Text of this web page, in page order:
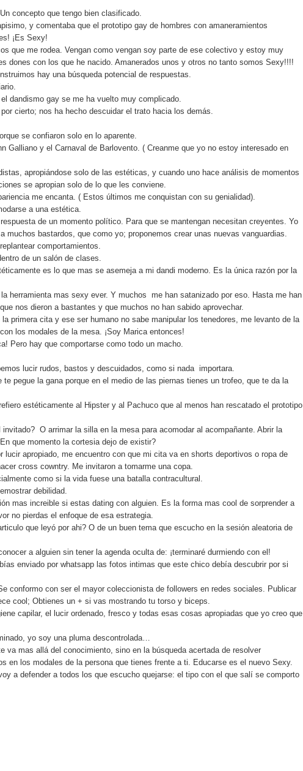
concepto que tengo bien clasificado.
y comentaba que el prototipo gay de hombres con amaneramientos
¡Es Sexy!
que me rodea. Vengan como vengan soy parte de ese colectivo y estoy muy
dones con los que he nacido. Amanerados unos y otros no tanto somos Sexy!!!!
hay una búsqueda potencial de respuestas.
dandismo gay se me ha vuelto muy complicado.
cierto; nos ha hecho descuidar el trato hacia los demás.
se confiaron solo en lo aparente.
Galliano y el Carnaval de Barlovento. ( Creanme que yo no estoy interesado en
apropiándose solo de las estéticas, y cuando uno hace análisis de momentos
se apropian solo de lo que les conviene.
me encanta. ( Estos últimos me conquistan con su genialidad).
a una estética.
de un momento político. Para que se mantengan necesitan creyentes. Yo
muchos bastardos, que como yo; proponemos crear unas nuevas vanguardias.
comportamientos.
de un salón de clases.
es lo que mas se asemeja a mi dandi moderno. Es la única razón por la
herramienta mas sexy ever. Y muchos me han satanizado por eso. Hasta me han
nos dieron a bastantes y que muchos no han sabido aprovechar.
primera cita y ese ser humano no sabe manipular los tenedores, me levanto de la
los modales de la mesa. ¡Soy Marica entonces!
Pero hay que comportarse como todo un macho.
lucir rudos, bastos y descuidados, como si nada importara.
pegue la gana porque en el medio de las piernas tienes un trofeo, que te da la
estéticamente al Hipster y al Pachuco que al menos han rescatado el prototipo
O arrimar la silla en la mesa para acomodar al acompañante. Abrir la
que momento la cortesia dejo de existir?
apropiado, me encuentro con que mi cita va en shorts deportivos o ropa de
cross cowntry. Me invitaron a tomarme una copa.
como si la vida fuese una batalla contracultural.
debilidad.
mas increible si estas dating con alguien. Es la forma mas cool de sorprender a
no pierdas el enfoque de esa estrategia.
que leyó por ahi? O de un buen tema que escucho en la sesión aleatoria de
a alguien sin tener la agenda oculta de: ¡terminaré durmiendo con el!
enviado por whatsapp las fotos intimas que este chico debía descubrir por si
conformo con ser el mayor coleccionista de followers en redes sociales. Publicar
cool; Obtienes un + si vas mostrando tu torso y biceps.
capilar, el lucir ordenado, fresco y todas esas cosas apropiadas que yo creo que
yo soy una pluma descontrolada…
va mas allá del conocimiento, sino en la búsqueda acertada de resolver
en los modales de la persona que tienes frente a ti. Educarse es el nuevo Sexy.
a defender a todos los que escucho quejarse: el tipo con el que salí se comporto